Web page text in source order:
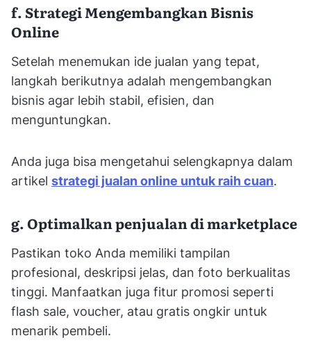
f. Strategi Mengembangkan Bisnis
Online
Setelah menemukan ide jualan yang tepat,
langkah berikutnya adalah mengembangkan
bisnis agar lebih stabil, efisien, dan
menguntungkan.
Anda juga bisa mengetahui selengkapnya dalam
artikel strategi jualan online untuk raih cuan.
g. Optimalkan penjualan di marketplace
Pastikan toko Anda memiliki tampilan
profesional, deskripsi jelas, dan foto berkualitas
tinggi. Manfaatkan juga fitur promosi seperti
flash sale, voucher, atau gratis ongkir untuk
menarik pembeli.